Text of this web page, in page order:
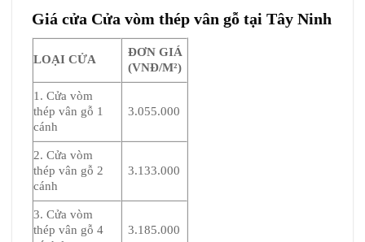
Giá cửa Cửa vòm thép vân gỗ tại Tây Ninh
LOẠI CỬA
ĐƠN GIÁ
(VNĐ/M²)
1. Cửa vòm
thép vân gỗ 1
cánh
3.055.000
2. Cửa vòm
thép vân gỗ 2
cánh
3.133.000
3. Cửa vòm
thép vân gỗ 4
3.185.000